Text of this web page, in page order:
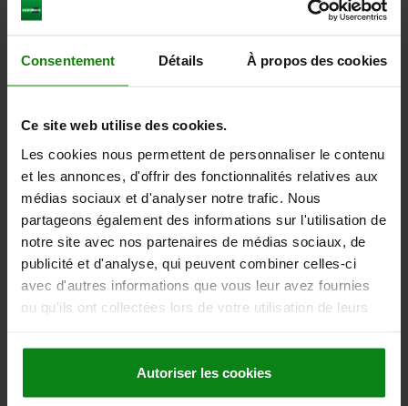
Consentement Détails À propos des cookies
Ce site web utilise des cookies.
Les cookies nous permettent de personnaliser le contenu
et les annonces, d'offrir des fonctionnalités relatives aux
médias sociaux et d'analyser notre trafic. Nous
partageons également des informations sur l'utilisation de
notre site avec nos partenaires de médias sociaux, de
publicité et d'analyse, qui peuvent combiner celles-ci
avec d'autres informations que vous leur avez fournies
ou qu'ils ont collectées lors de votre utilisation de leurs
Autoriser les cookies
WIDTH=40 B1=17 B2=26 H=39 H1=30 H2=13 LENGTH=95
L1=30 L2=17,5
Order number:04470-05-97116030
189,54 €
plus sales tax
plus shipping costs
DETAILS
DETAILS
CAD